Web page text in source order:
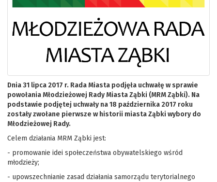
Dnia 31 lipca 2017 r. Rada Miasta podjęła uchwałę w sprawie
powołania Młodzieżowej Rady Miasta Ząbki (MRM Ząbki). Na
podstawie podjętej uchwały na 18 października 2017 roku
zostały zwołane pierwsze w historii miasta Ząbki wybory do
Młodzieżowej Rady.
Celem działania MRM Ząbki jest:
- promowanie idei społeczeństwa obywatelskiego wśród
młodzieży;
- upowszechnianie zasad działania samorządu terytorialnego